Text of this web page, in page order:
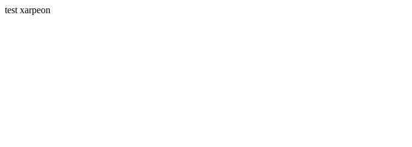
test xarpeon